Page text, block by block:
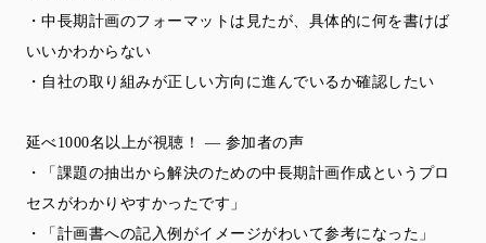
・中長期計画のフォーマットは見たが、 具体的に何を書けば
いいかわからない
・自社の取り組みが正しい方向に進んでいるか確認したい
延べ1000名以上が視聴！ ― 参加者の声
・「 課題の抽出から解決のための中長期計画作成というプロ
セスがわか りやすかったです」
・「計画書への記入例がイメージがわいて参考になった」